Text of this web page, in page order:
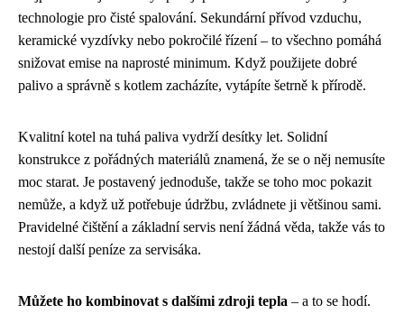
technologie pro čisté spalování. Sekundární přívod vzduchu,
keramické vyzdívky nebo pokročilé řízení – to všechno pomáhá
snižovat emise na naprosté minimum. Když použijete dobré
palivo a správně s kotlem zacházíte, vytápíte šetrně k přírodě.
Kvalitní kotel na tuhá paliva vydrží desítky let. Solidní
konstrukce z pořádných materiálů znamená, že se o něj nemusíte
moc starat. Je postavený jednoduše, takže se toho moc pokazit
nemůže, a když už potřebuje údržbu, zvládnete ji většinou sami.
Pravidelné čištění a základní servis není žádná věda, takže vás to
nestojí další peníze za servisáka.
Můžete ho kombinovat s dalšími zdroji tepla – a to se hodí.